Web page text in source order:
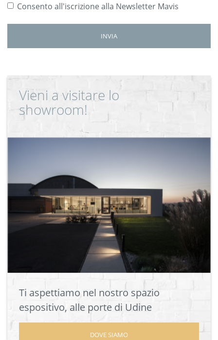
Consento all'iscrizione alla Newsletter Mavis
Vieni a visitare lo
showroom!
Ti aspettiamo nel nostro spazio
espositivo, alle porte di Udine
DOVE SIAMO